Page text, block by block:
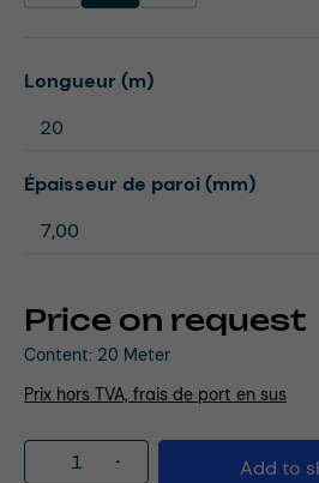
Price on request
Content: 20 Meter
Prix hors TVA, frais de port en sus
Select
Longueur (m)
Select
Épaisseur de paroi (mm)
Product Quantity:Add to